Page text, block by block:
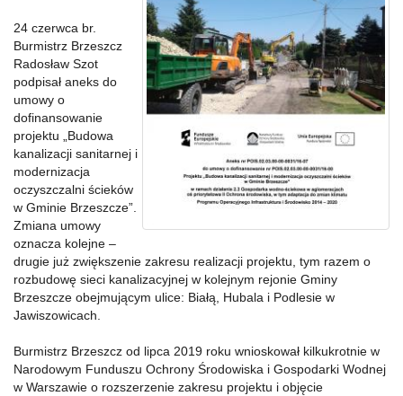
24 czerwca br.
Burmistrz Brzeszcz
Radosław Szot
podpisał aneks do
umowy o
dofinansowanie
projektu „Budowa
kanalizacji sanitarnej i
modernizacja
oczyszczalni ścieków
w Gminie Brzeszcze”.
Zmiana umowy
oznacza kolejne –
drugie już zwiększenie zakresu realizacji projektu, tym razem o
rozbudowę sieci kanalizacyjnej w kolejnym rejonie Gminy
Brzeszcze obejmującym ulice: Białą, Hubala i Podlesie w
Jawiszowicach.
Burmistrz Brzeszcz od lipca 2019 roku wnioskował kilkukrotnie w
Narodowym Funduszu Ochrony Środowiska i Gospodarki Wodnej
w Warszawie o rozszerzenie zakresu projektu i objęcie